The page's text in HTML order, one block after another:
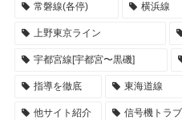
常磐線(各停) 横浜線
上野東京ライン
宇都宮線[宇都宮〜黒磯]
指導を徹底 東海道線
他サイト紹介 信号機トラ